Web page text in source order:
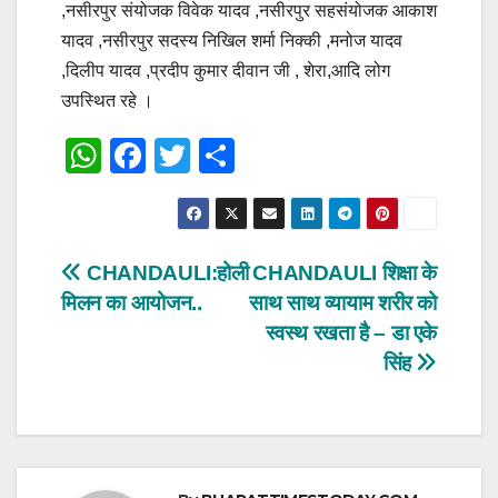
,नसीरपुर संयोजक विवेक यादव ,नसीरपुर सहसंयोजक आकाश
यादव ,नसीरपुर सदस्य निखिल शर्मा निक्की ,मनोज यादव
,दिलीप यादव ,प्रदीप कुमार दीवान जी , शेरा,आदि लोग
उपस्थित रहे ।
W
s
A
F
e
b
T
wi
tt
er
h
ar
e
Post
navigation
CHANDAULI शिक्षा के
साथ साथ व्यायाम शरीर को
स्वस्थ रखता है – डा एके
सिंह
CHANDAULI:होली
मिलन का आयोजन..